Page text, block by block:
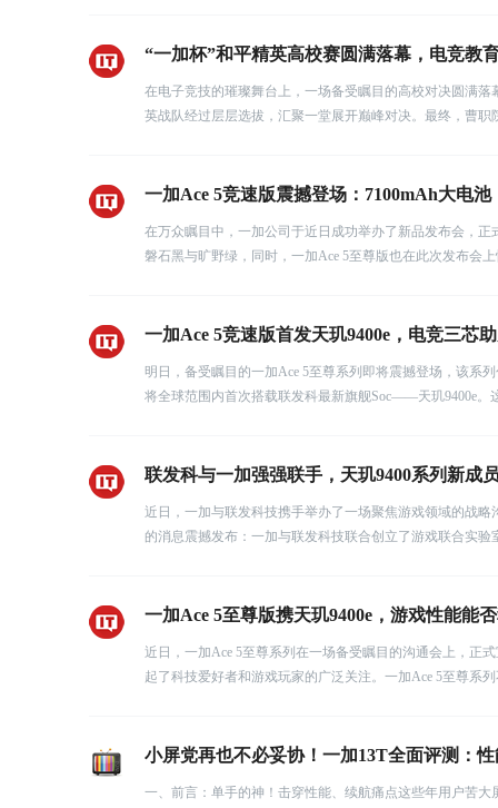
“一加杯”和平精英高校赛圆满落幕，电竞教
在电子竞技的璀璨舞台上，一场备受瞩目的高校对决圆满
英战队经过层层选拔，汇聚一堂展开巅峰对决。最终，曹职
一加Ace 5竞速版震撼登场：7100mAh大电
在万众瞩目中，一加公司于近日成功举办了新品发布会，
磐石黑与旷野绿，同时，一加Ace 5至尊版也在此次发布会
一加Ace 5竞速版首发天玑9400e，电竞三芯
明日，备受瞩目的一加Ace 5至尊系列即将震撼登场，该系
将全球范围内首次搭载联发科最新旗舰Soc——天玑9400e。
联发科与一加强强联手，天玑9400系列新成
近日，一加与联发科技携手举办了一场聚焦游戏领域的战
的消息震撼发布：一加与联发科技联合创立了游戏联合实
一加Ace 5至尊版携天玑9400e，游戏性能能
近日，一加Ace 5至尊系列在一场备受瞩目的沟通会上，正
起了科技爱好者和游戏玩家的广泛关注。一加Ace 5至尊系
小屏党再也不必妥协！一加13T全面评测：
一、前言：单手的神！击穿性能、续航痛点这些年用户苦